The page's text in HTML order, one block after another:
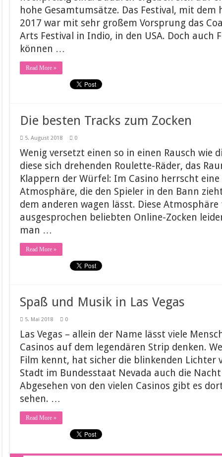
hohe Gesamtumsätze. Das Festival, mit
2017 war mit sehr großem Vorsprung das
Arts Festival in Indio, in den USA. Doch auch
können …
Read More »
Die besten Tracks zum Zocken
5. August 2018 0
Wenig versetzt einen so in einen Rausch wie
diese sich drehenden Roulette-Räder, das
Klappern der Würfel: Im Casino herrscht
Atmosphäre, die den Spieler in den Bann
dem anderen wagen lässt. Diese
ausgesprochen beliebten Online-Zocken
man …
Read More »
Spaß und Musik in Las Vegas
5. Mai 2018 0
Las Vegas – allein der Name lässt viele
Casinos auf dem legendären Strip denken.
Film kennt, hat sicher die blinkenden Lichter
Stadt im Bundesstaat Nevada auch die
Abgesehen von den vielen Casinos gibt es
sehen. …
Read More »